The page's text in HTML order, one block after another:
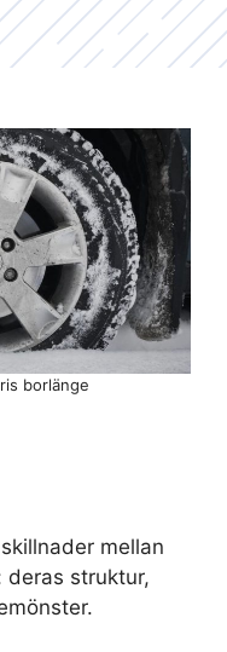
mellan
deras struktur,
borlänge